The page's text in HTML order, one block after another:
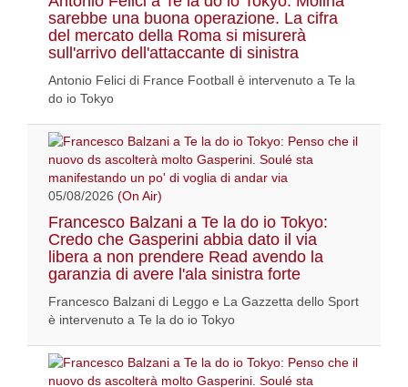
sarebbe una buona operazione. La cifra
del mercato della Roma si misurerà
sull'arrivo dell'attaccante di sinistra
Antonio Felici di France Football è intervenuto a Te la
do io Tokyo
05/08/2026 (On Air)
Francesco Balzani a Te la do io Tokyo:
Credo che Gasperini abbia dato il via
libera a non prendere Read avendo la
garanzia di avere l'ala sinistra forte
Francesco Balzani di Leggo e La Gazzetta dello Sport
è intervenuto a Te la do io Tokyo